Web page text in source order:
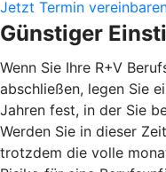
Jetzt Termin
Günstiger
Wenn Sie Ihre R+V
abschließen, legen Sie
Jahren fest, in der Sie
Werden Sie in dieser
trotzdem die volle